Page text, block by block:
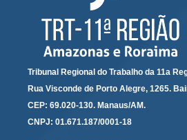
Portal Transparência
Gestão
Audiências e Sessões
Serviço de Informação ao
Ouvidoria
Tribunal Regional do Trabalho da 11a
Rua Visconde de Porto Alegre, 1265.
CEP: 69.020-130. Manaus/AM.
CNPJ: 01.671.187/0001-18